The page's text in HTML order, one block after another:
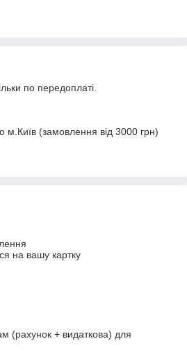
по передоплаті.
м.Київ (замовлення від 3000 грн)
на вашу картку
(рахунок + видаткова) для